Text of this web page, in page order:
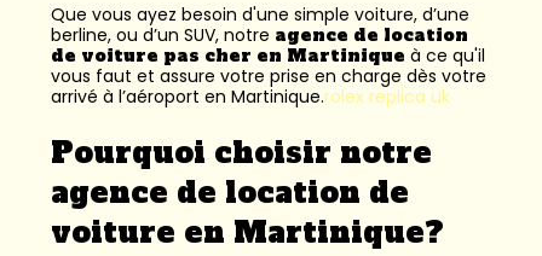
Que vous ayez besoin d'une simple voiture, d’une
berline, ou d’un SUV, notre agence de location
de voiture pas cher en Martinique à ce qu'il
vous faut et assure votre prise en charge dès votre
arrivé à l’aéroport en Martinique.rolex replica uk
Pourquoi choisir notre
agence de location de
voiture en Martinique?